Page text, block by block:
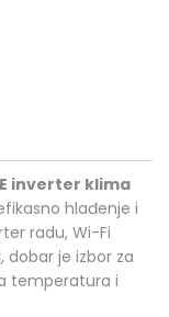
inverter klima
hlađenje i
radu, Wi-Fi
, dobar je izbor za
temperatura i